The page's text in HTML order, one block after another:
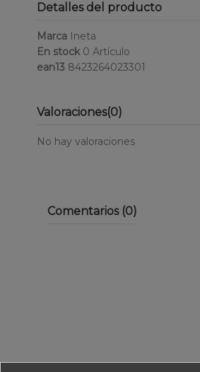
Detalles del producto
Marca Ineta
En stock 0 Artículo
ean13 8423264023301
Valoraciones(0)
No hay valoraciones
Comentarios (0)